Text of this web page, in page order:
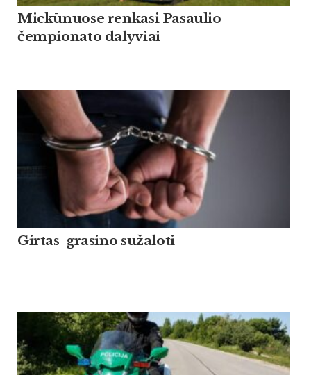
Mickūnuose renkasi Pasaulio
čempionato dalyviai
Girtas grasino sužaloti